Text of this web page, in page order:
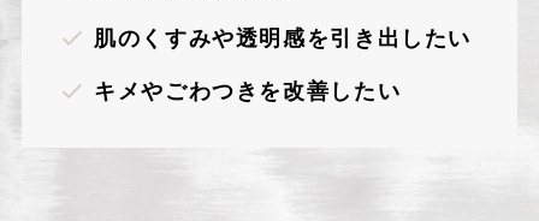
肌のくすみや透明感を引き出したい
キメやごわつきを改善したい